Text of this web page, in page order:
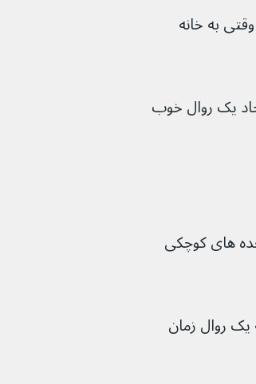
تنگ شود و وقتی به خانه
ملاقات می‌کنید، ایجاد یک روال خوب
های کوچکی
شدن به یک روال زمان